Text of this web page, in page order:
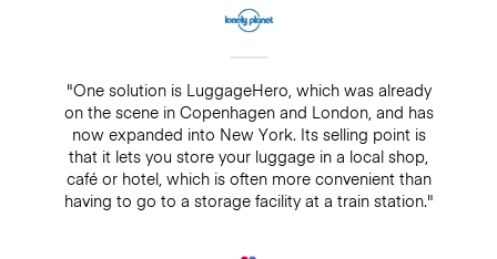
"One solution is LuggageHero, which was already
on the scene in Copenhagen and London, and has
now expanded into New York. Its selling point is
that it lets you store your luggage in a local shop,
café or hotel, which is often more convenient than
having to go to a storage facility at a train station."